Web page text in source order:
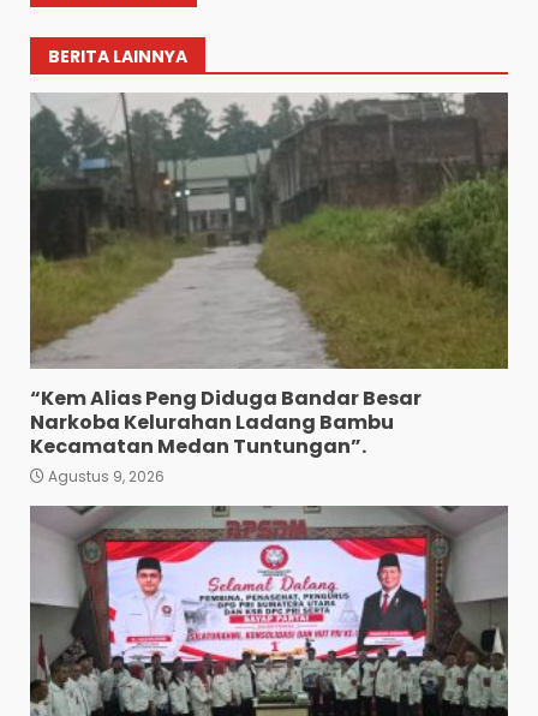
BERITA LAINNYA
“Kem Alias Peng Diduga Bandar Besar
Narkoba Kelurahan Ladang Bambu
Kecamatan Medan Tuntungan”.
Agustus 9, 2026
3
Wujud Pelayanan Prima:
Kapolsek Pancurbatu
Kompol Junaidi SH Atur Lalin
Dan Seberangkan Pejalan
Kaki.
Agustus 8, 2026
Polresta Deliserdang
Musnahkan 1,2 Kilo Gram